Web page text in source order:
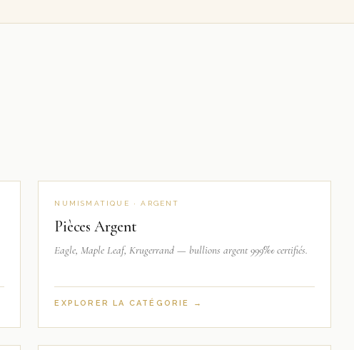
NUMISMATIQUE · ARGENT
Pièces Argent
Eagle, Maple Leaf, Krugerrand — bullions argent 999‰ certifiés.
EXPLORER LA CATÉGORIE →